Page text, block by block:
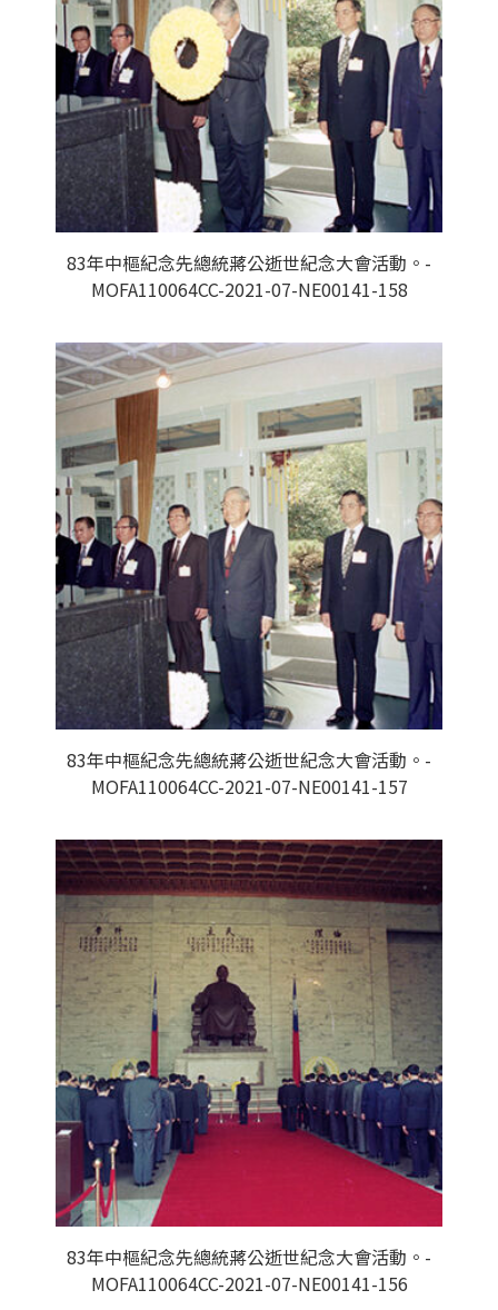
83年中樞紀念先總統蔣公逝世紀念大會活動。-
MOFA110064CC-2021-07-NE00141-158
83年中樞紀念先總統蔣公逝世紀念大會活動。-
MOFA110064CC-2021-07-NE00141-157
83年中樞紀念先總統蔣公逝世紀念大會活動。-
MOFA110064CC-2021-07-NE00141-156